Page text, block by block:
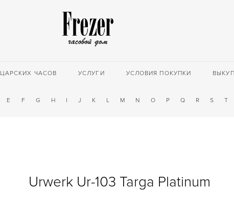
ЧАСОВ УСЛУГИ УСЛОВИЯ ПОКУПКИ ВЫКУП
E F G H I J K L M N O P Q R S T
Urwerk Ur-103 Targa Platinum